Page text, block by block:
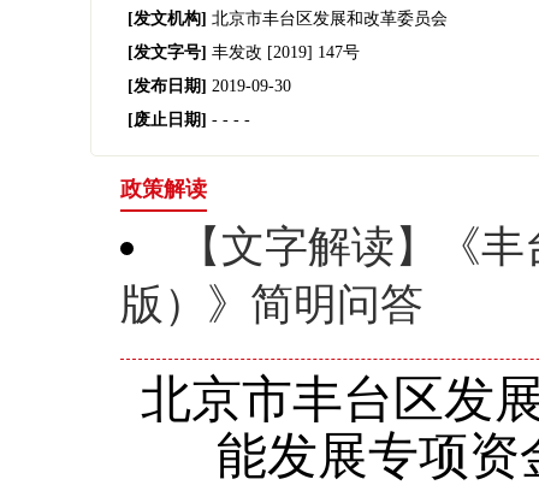
[发文机构] 北京市丰台区发展和改革委员会
[发文字号] 丰发改 [2019] 147号
[发布日期] 2019-09-30
[废止日期] - - - -
政策解读
【文字解读】《
版）》简明问答
北京市丰台区发
能发展专项资